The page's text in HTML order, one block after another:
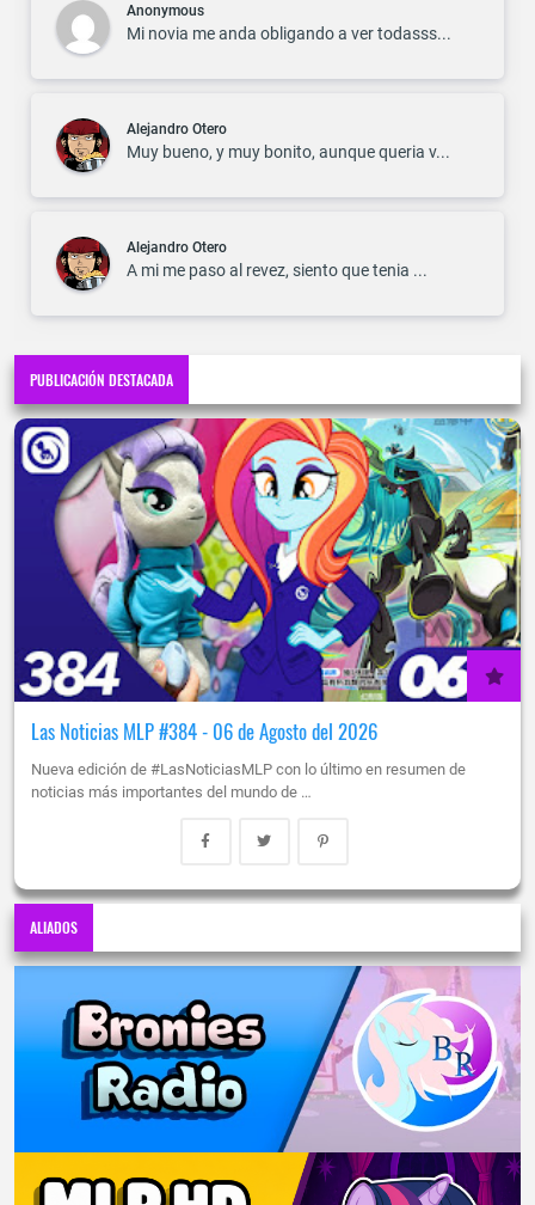
Anonymous
Mi novia me anda obligando a ver todasss...
Alejandro Otero
Muy bueno, y muy bonito, aunque queria v...
Alejandro Otero
A mi me paso al revez, siento que tenia ...
PUBLICACIÓN DESTACADA
Las Noticias MLP #384 - 06 de Agosto del 2026
Nueva edición de #LasNoticiasMLP con lo último en resumen de
noticias más importantes del mundo de …
ALIADOS